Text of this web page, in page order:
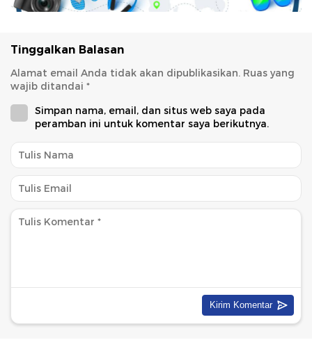
Tinggalkan Balasan
Alamat email Anda tidak akan dipublikasikan. Ruas yang
wajib ditandai *
Simpan nama, email, dan situs web saya pada
peramban ini untuk komentar saya berikutnya.